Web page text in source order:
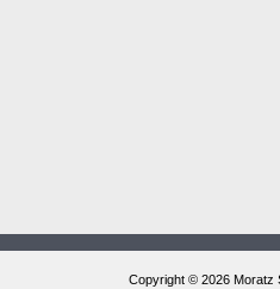
Copyright © 2026 Moratz